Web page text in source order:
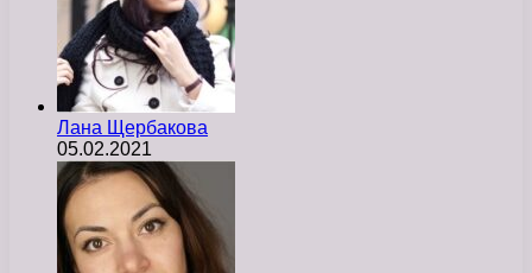
Лана Щербакова
05.02.2021